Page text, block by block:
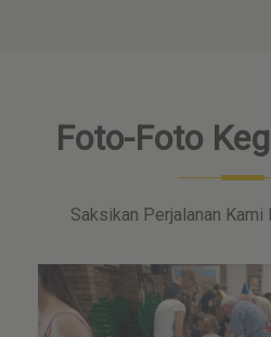
Foto-Foto
Saksikan Perjalanan